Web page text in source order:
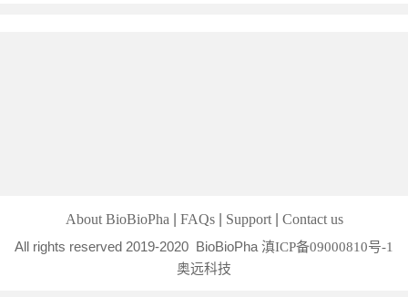
About BioBioPha | FAQs| Support | Contact us
All rights reserved 2019-2020 BioBioPha 滇ICP备09000810号-1
奥远科技